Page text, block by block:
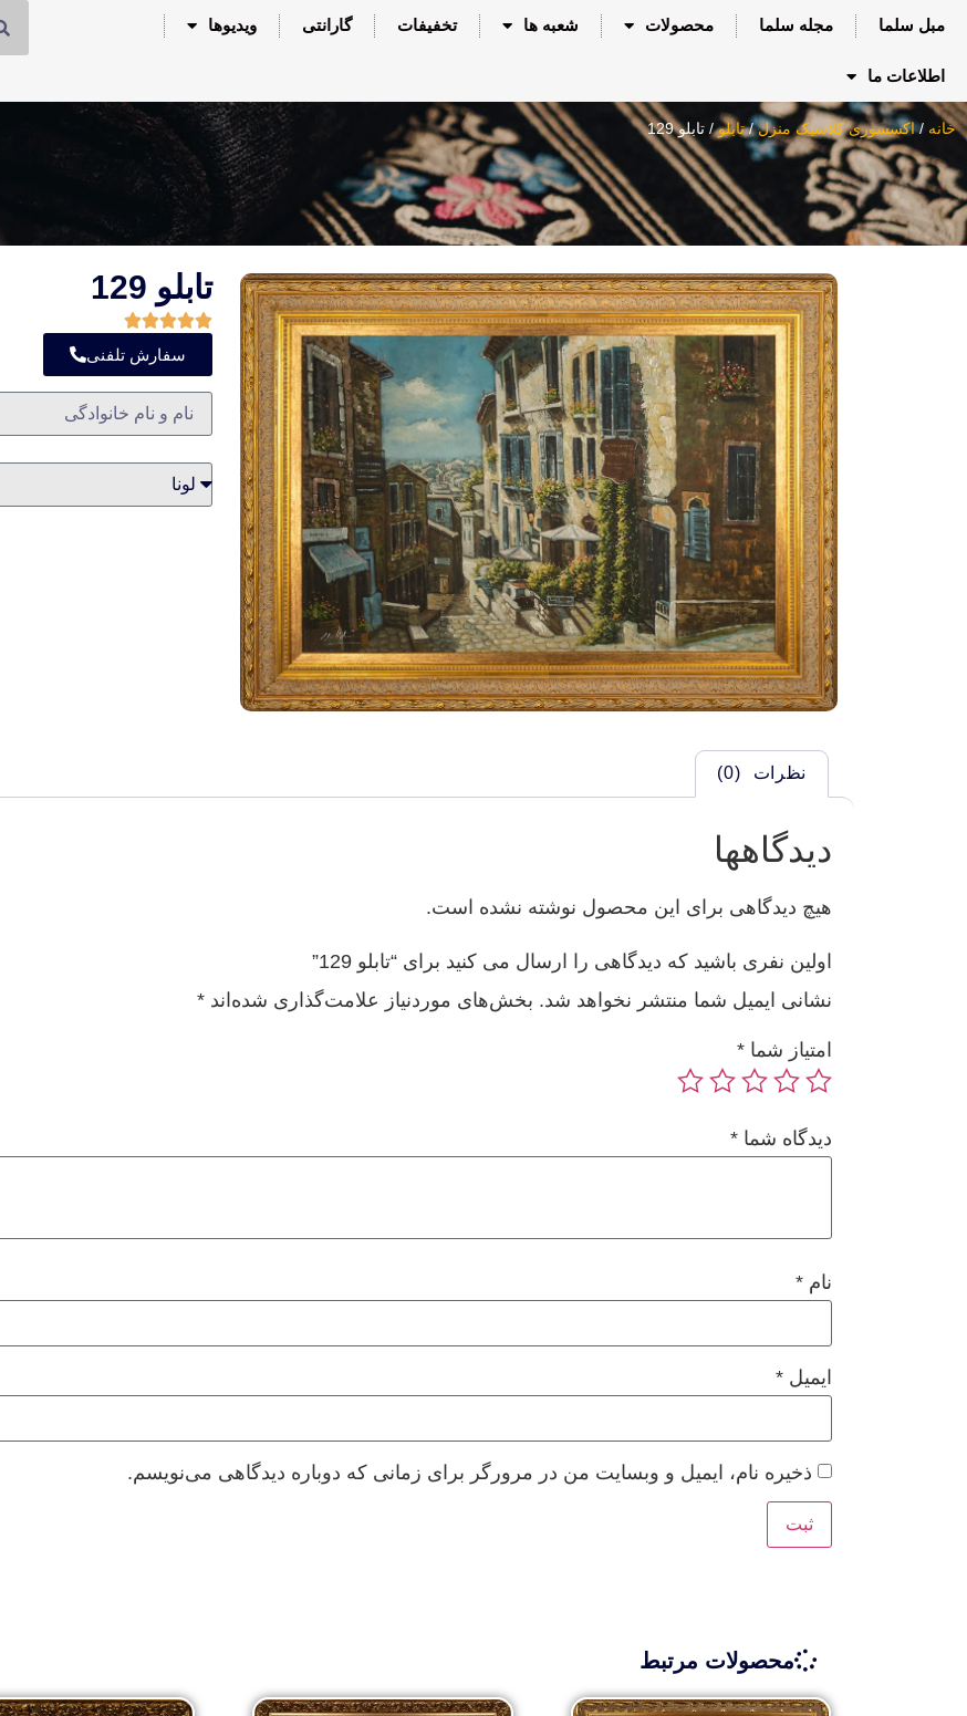
مبل سلما مجله سلما محصولات شعبه ها تخفیفات گارانتی ویدیوها
اطلاعات ما
خانه /اکسسوری کلاسیک منزل/تابلو/ تابلو 129
تابلو 129
سفارش تلفنی
نظرات (0)
دیدگاهها
هیچ دیدگاهی برای این محصول نوشته نشده است.
اولین نفری باشید که دیدگاهی را ارسال می کنید برای “تابلو 129”
نشانی ایمیل شما منتشر نخواهد شد. بخش‌های موردنیاز علامت‌گذاری شده‌اند *
امتیاز شما *
دیدگاه شما *
نام *
ایمیل *
ذخیره نام، ایمیل و وبسایت من در مرورگر برای زمانی که دوباره دیدگاهی می‌نویسم.
محصولات مرتبط